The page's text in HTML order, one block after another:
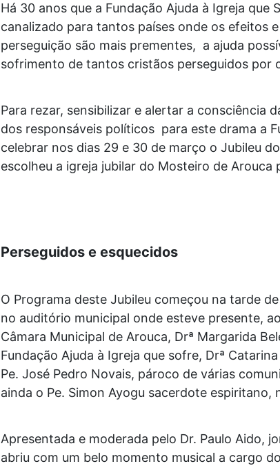
Há 30 anos que a Fundação Ajuda à Igreja que
canalizado para tantos países onde os efeitos
perseguição são mais prementes, a ajuda
sofrimento de tantos cristãos perseguidos por
Para rezar, sensibilizar e alertar a consciência
dos responsáveis políticos para este drama a
celebrar nos dias 29 e 30 de março o Jubileu
escolheu a igreja jubilar do Mosteiro de Arouca
Perseguidos e esquecidos
O Programa deste Jubileu começou na tarde
no auditório municipal onde esteve presente,
Câmara Municipal de Arouca, Drª Margarida
Fundação Ajuda à Igreja que sofre, Drª
Pe. José Pedro Novais, pároco de várias
ainda o Pe. Simon Ayogu sacerdote espiritano,
Apresentada e moderada pelo Dr. Paulo Aido,
abriu com um belo momento musical a cargo